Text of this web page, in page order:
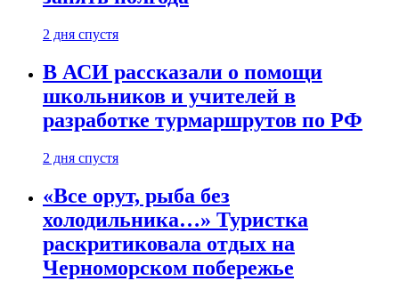
2 дня спустя
В АСИ рассказали о помощи
школьников и учителей в
разработке турмаршрутов по РФ
2 дня спустя
«Все орут, рыба без
холодильника…» Туристка
раскритиковала отдых на
Черноморском побережье